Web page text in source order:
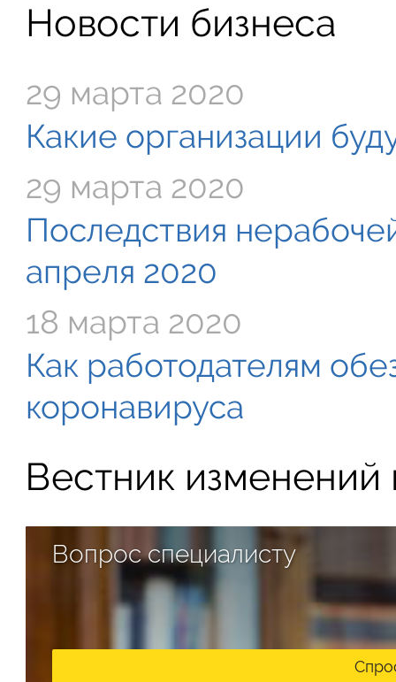
Новости бизнеса
29 марта 2020
Какие организации
29 марта 2020
Последствия
апреля 2020
18 марта 2020
Как работодателям
коронавируса
Вестник изменений
Вопрос специалисту